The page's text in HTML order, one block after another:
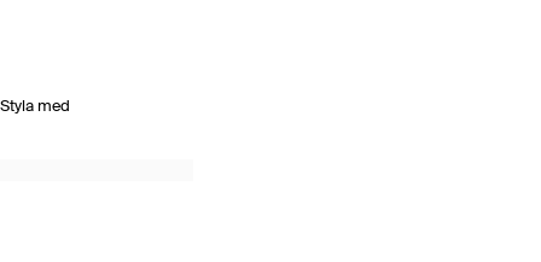
Styla med